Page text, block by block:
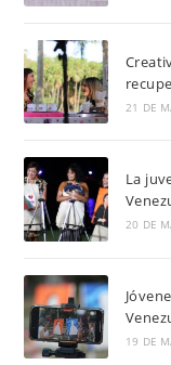
21 DE
La
20 DE
19 DE